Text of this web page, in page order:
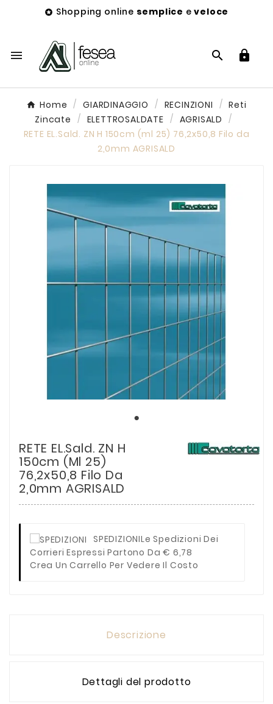
 Shopping online semplice eveloce
  
Home GIARDINAGGIO RECINZIONI
Reti
Zincate
ELETTROSALDATE
AGRISALD
RETE EL.Sald. ZN H 150cm (ml 25) 76,2x50,8 Filo da
2,0mm AGRISALD
RETE EL.Sald. ZN H
150cm (ml 25)
76,2x50,8 Filo Da
2,0mm AGRISALD
SPEDIZIONILe Spedizioni Dei
Corrieri Espressi Partono Da € 6,78
Crea Un Carrello Per Vedere Il Costo
Descrizione
Dettagli del prodotto